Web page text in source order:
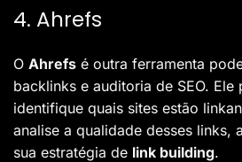
4. Ahrefs
O Ahrefs é outra ferramenta
backlinks e auditoria de SEO.
identifique quais sites estão
analise a qualidade desses links,
sua estratégia de link building.